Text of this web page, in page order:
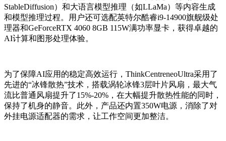
StableDiffusion）和大语言模型推理（如LLaMa）等内容生成
和模型推理过程。用户还可选配英特尔酷睿i9-14900旗舰级处
理器和GeForceRTX 4060 8GB 115W满功率显卡，获得卓越的
AI计算和图形处理体验。
为了保障AI应用的稳定高效运行，ThinkCentreneoUltra采用了
先进的“冰锋散热”技术，搭载涡轮冰锋3层叶片风扇，最大气
流比普通风扇提升了15%-20%，在大幅提升散热性能的同时，
保持了机身的静音。此外，产品还内置350W电源，消除了对
外挂电源适配器的需求，让工作空间更加整洁。